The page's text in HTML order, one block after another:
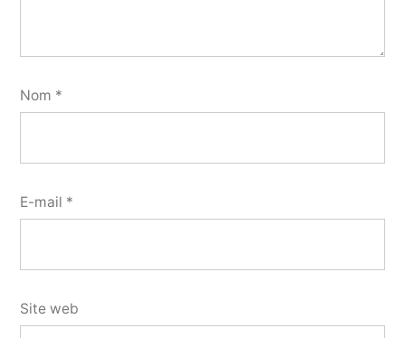
Nom *
E-mail *
Site web